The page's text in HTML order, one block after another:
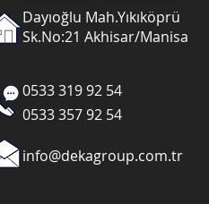
Dayıoğlu Mah.Yıkıköprü
Sk.No:21 Akhisar/Manisa
0533 319 92 54
0533 357 92 54
info@dekagroup.com.tr